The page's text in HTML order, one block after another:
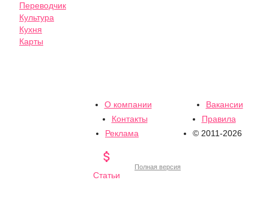
Переводчик
Культура
Кухня
Карты
О компании
Вакансии
Контакты
Правила
Реклама
© 2011-2026

Статьи
Полная версия